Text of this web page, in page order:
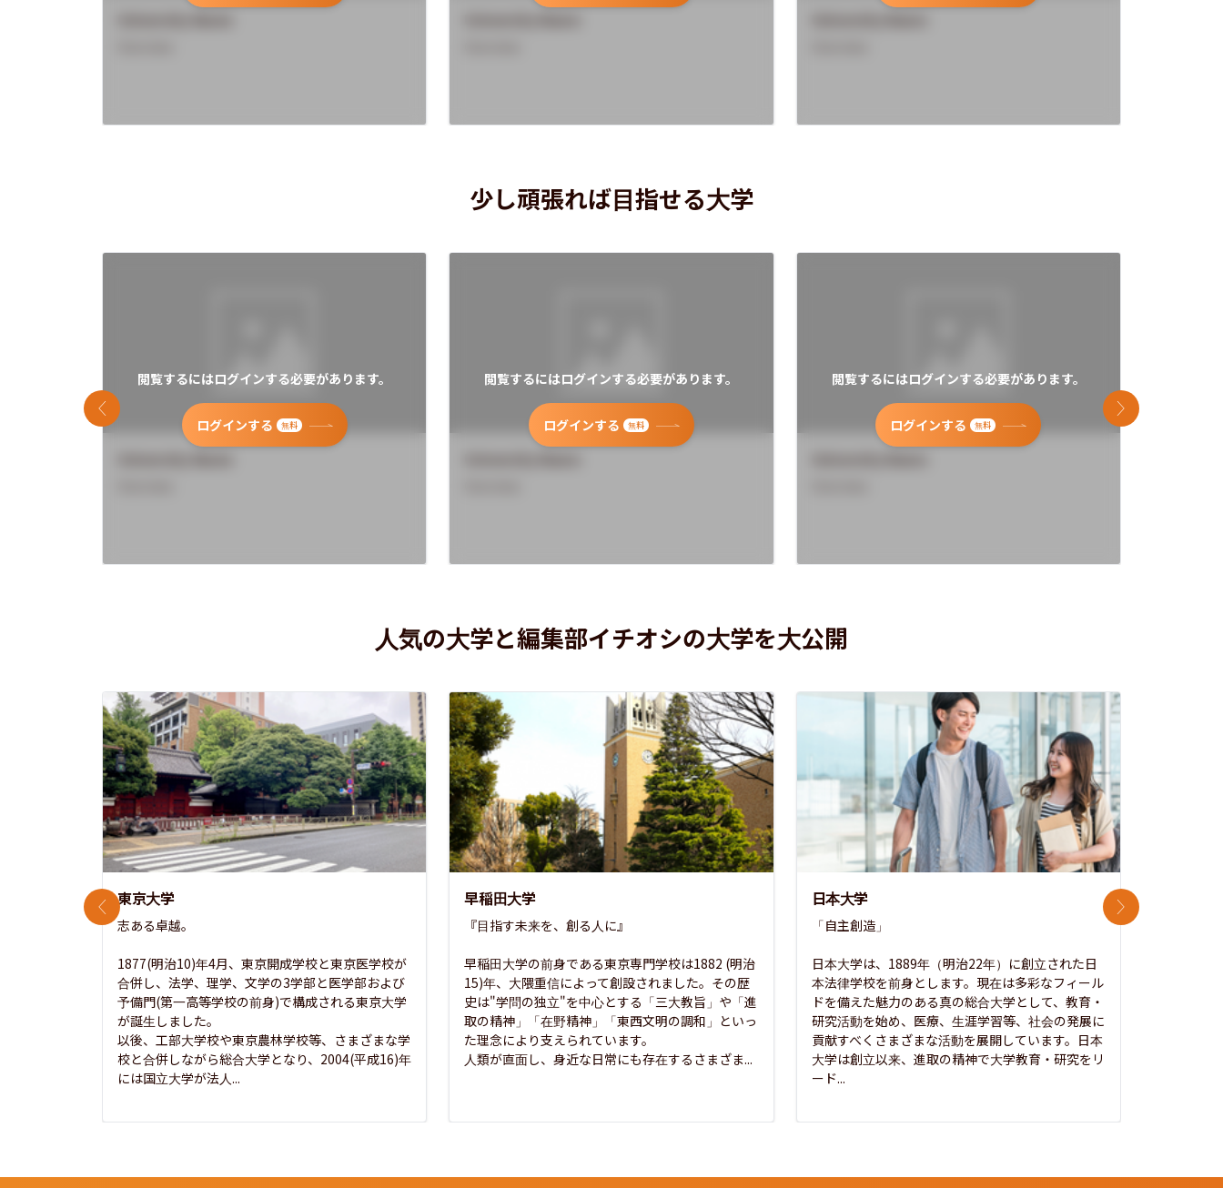
少し頑張れば目指せる大学
閲覧するにはログインする必要があります。
ログインする 無料
閲覧するにはログインする必要があります。
ログインする 無料
閲覧するにはログインする必要があります。
ログインする 無料
前のスライド 次のスライド
人気の大学と編集部イチオシの大学を大公開
東京大学
志ある卓越。
1877(明治10)年4月、東京開成学校と東京医学校が
合併し、法学、理学、文学の3学部と医学部および
予備門(第一高等学校の前身)で構成される東京大学
が誕生しました。
以後、工部大学校や東京農林学校等、さまざまな学
校と合併しながら総合大学となり、2004(平成16)年
には国立大学が法人...
早稲田大学
『目指す未来を、創る人に』
早稲田大学の前身である東京専門学校は1882 (明治
15)年、大隈重信によって創設されました。その歴
史は"学問の独立"を中心とする「三大教旨」や「進
取の精神」「在野精神」「東西文明の調和」といっ
た理念により支えられています。
人類が直面し、身近な日常にも存在するさまざま...
日本大学
「自主創造」
日本大学は、1889年（明治22年）に創立された日
本法律学校を前身とします。現在は多彩なフィール
ドを備えた魅力のある真の総合大学として、教育・
研究活動を始め、医療、生涯学習等、社会の発展に
貢献すべくさまざまな活動を展開しています。日本
大学は創立以来、進取の精神で大学教育・研究をリ
ード...
前のスライド 次のスライド